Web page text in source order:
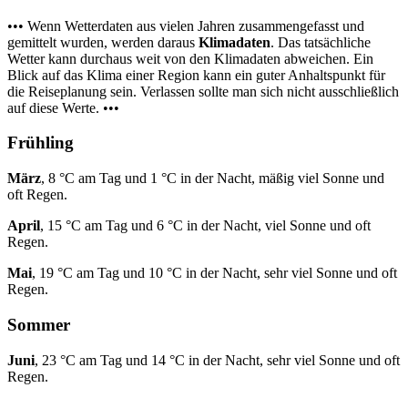
••• Wenn Wetterdaten aus vielen Jahren zusammengefasst und
gemittelt wurden, werden daraus Klimadaten. Das tatsächliche
Wetter kann durchaus weit von den Klimadaten abweichen. Ein
Blick auf das Klima einer Region kann ein guter Anhaltspunkt für
die Reiseplanung sein. Verlassen sollte man sich nicht ausschließlich
auf diese Werte. •••
Frühling
März, 8 °C am Tag und 1 °C in der Nacht, mäßig viel Sonne und
oft Regen.
April, 15 °C am Tag und 6 °C in der Nacht, viel Sonne und oft
Regen.
Mai, 19 °C am Tag und 10 °C in der Nacht, sehr viel Sonne und oft
Regen.
Sommer
Juni, 23 °C am Tag und 14 °C in der Nacht, sehr viel Sonne und oft
Regen.